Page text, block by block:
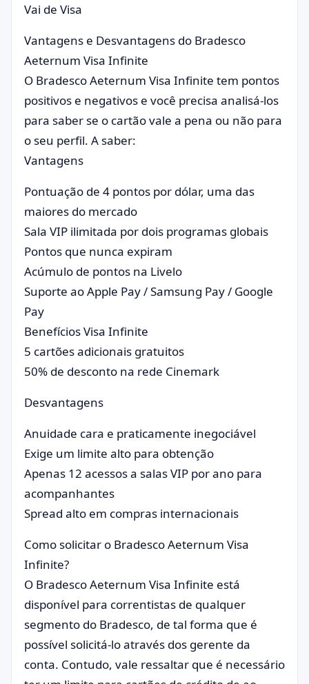
Vai de Visa
Vantagens e Desvantagens do Bradesco
Aeternum Visa Infinite
O Bradesco Aeternum Visa Infinite tem pontos
positivos e negativos e você precisa analisá-los
para saber se o cartão vale a pena ou não para
o seu perfil. A saber:
Vantagens
Pontuação de 4 pontos por dólar, uma das
maiores do mercado
Sala VIP ilimitada por dois programas globais
Pontos que nunca expiram
Acúmulo de pontos na Livelo
Suporte ao Apple Pay / Samsung Pay / Google
Pay
Benefícios Visa Infinite
5 cartões adicionais gratuitos
50% de desconto na rede Cinemark
Desvantagens
Anuidade cara e praticamente inegociável
Exige um limite alto para obtenção
Apenas 12 acessos a salas VIP por ano para
acompanhantes
Spread alto em compras internacionais
Como solicitar o Bradesco Aeternum Visa
Infinite?
O Bradesco Aeternum Visa Infinite está
disponível para correntistas de qualquer
segmento do Bradesco, de tal forma que é
possível solicitá-lo através dos gerente da
conta. Contudo, vale ressaltar que é necessário